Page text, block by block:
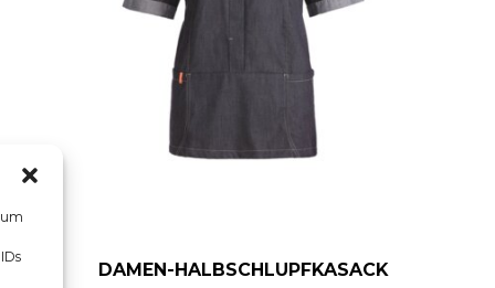
DAMEN-HALBSCHLUPFKASACK